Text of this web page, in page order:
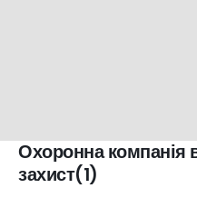
Охоронна компанія
захист(1)